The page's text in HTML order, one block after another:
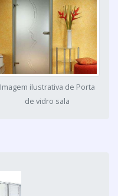
Imagem ilustrativa de Porta
de vidro sala